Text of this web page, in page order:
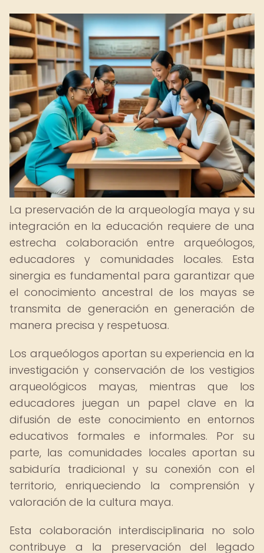
La preservación de la arqueología maya y su
integración en la educación requiere de una
estrecha colaboración entre arqueólogos,
educadores y comunidades locales. Esta
sinergia es fundamental para garantizar que
el conocimiento ancestral de los mayas se
transmita de generación en generación de
manera precisa y respetuosa.
Los arqueólogos aportan su experiencia en la
investigación y conservación de los vestigios
arqueológicos mayas, mientras que los
educadores juegan un papel clave en la
difusión de este conocimiento en entornos
educativos formales e informales. Por su
parte, las comunidades locales aportan su
sabiduría tradicional y su conexión con el
territorio, enriqueciendo la comprensión y
valoración de la cultura maya.
Esta colaboración interdisciplinaria no solo
contribuye a la preservación del legado